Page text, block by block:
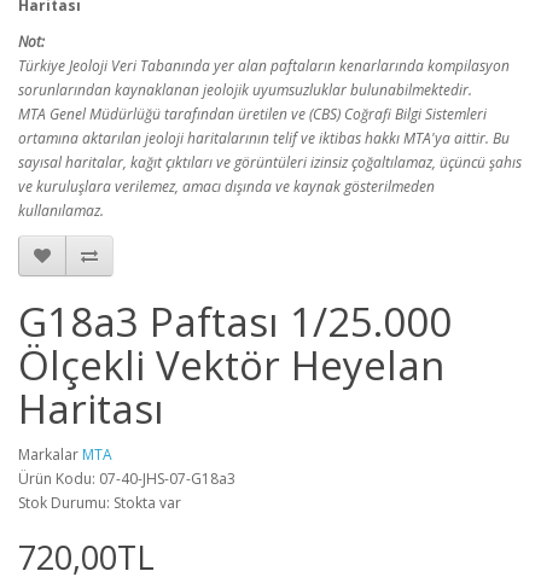
Haritası
Not:
Türkiye Jeoloji Veri Tabanında yer alan paftaların kenarlarında kompilasyon
sorunlarından kaynaklanan jeolojik uyumsuzluklar bulunabilmektedir.
MTA Genel Müdürlüğü tarafından üretilen ve (CBS) Coğrafi Bilgi Sistemleri
ortamına aktarılan jeoloji haritalarının telif ve iktibas hakkı MTA'ya aittir. Bu
sayısal haritalar, kağıt çıktıları ve görüntüleri izinsiz çoğaltılamaz, üçüncü şahıs
ve kuruluşlara verilemez, amacı dışında ve kaynak gösterilmeden
kullanılamaz.
G18a3 Paftası 1/25.000
Ölçekli Vektör Heyelan
Haritası
Markalar MTA
Ürün Kodu: 07-40-JHS-07-G18a3
Stok Durumu: Stokta var
720,00TL